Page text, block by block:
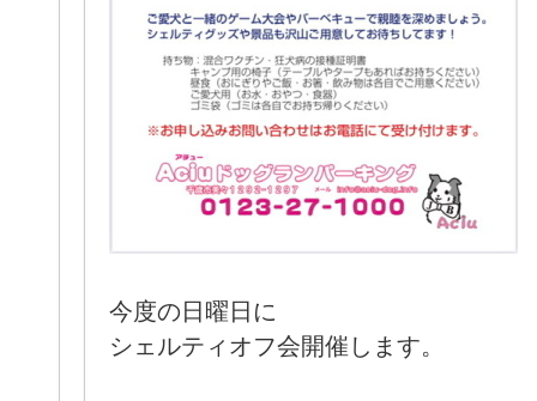
今度の日曜日に
シェルティオフ会開催します。